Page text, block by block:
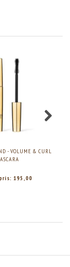
- VOLUME & CURL
195,00